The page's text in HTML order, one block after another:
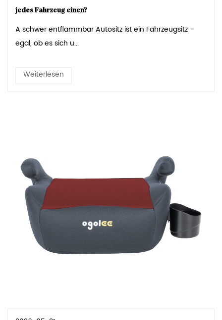
jedes Fahrzeug einen?
A schwer entflammbar Autositz ist ein Fahrzeugsitz –
egal, ob es sich u...
Weiterlesen